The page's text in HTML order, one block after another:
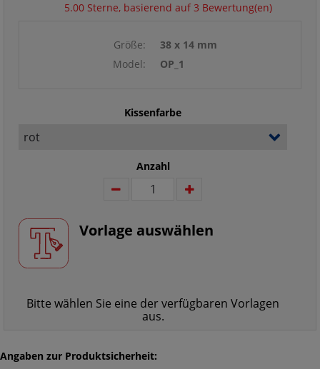
5.00 Sterne, basierend auf 3 Bewertung(en)
Größe:
38 x 14 mm
Model:
OP_1
Kissenfarbe
Anzahl
Vorlage auswählen
Bitte wählen Sie eine der verfügbaren Vorlagen
aus.
Angaben zur Produktsicherheit: